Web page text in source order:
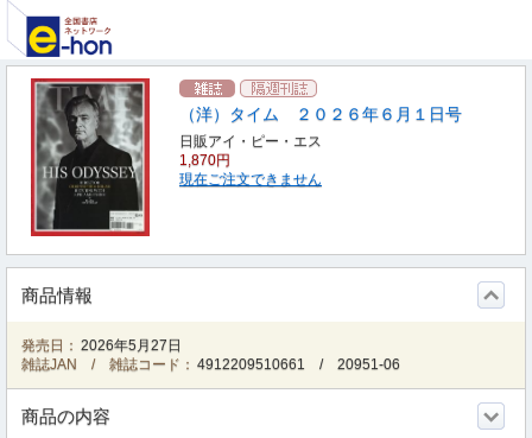
（洋）タイム ２０２６年６月１日号
日販アイ・ピー・エス
1,870円
現在ご注文できません
商品情報
発売日： 2026年5月27日
雑誌JAN / 雑誌コード： 4912209510661 /20951-06
商品の内容